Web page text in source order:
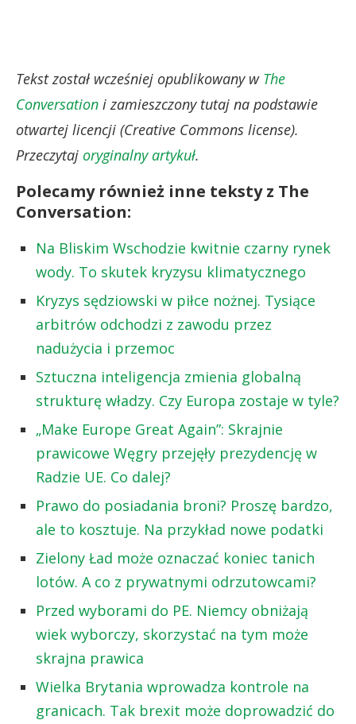
Tekst został wcześniej opublikowany w The
Conversation i zamieszczony tutaj na podstawie
otwartej licencji (Creative Commons license).
Przeczytaj oryginalny artykuł.
Polecamy również inne teksty z The
Conversation:
Na Bliskim Wschodzie kwitnie czarny rynek
wody. To skutek kryzysu klimatycznego
Kryzys sędziowski w piłce nożnej. Tysiące
arbitrów odchodzi z zawodu przez
nadużycia i przemoc
Sztuczna inteligencja zmienia globalną
strukturę władzy. Czy Europa zostaje w tyle?
„Make Europe Great Again”: Skrajnie
prawicowe Węgry przejęły prezydencję w
Radzie UE. Co dalej?
Prawo do posiadania broni? Proszę bardzo,
ale to kosztuje. Na przykład nowe podatki
Zielony Ład może oznaczać koniec tanich
lotów. A co z prywatnymi odrzutowcami?
Przed wyborami do PE. Niemcy obniżają
wiek wyborczy, skorzystać na tym może
skrajna prawica
Wielka Brytania wprowadza kontrole na
granicach. Tak brexit może doprowadzić do